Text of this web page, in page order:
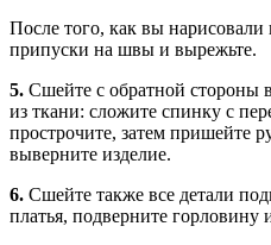
После того, как вы нарисовали
припуски на швы и вырежьте.
5. Сшейте с обратной стороны
из ткани: сложите спинку с
прострочите, затем пришейте
выверните изделие.
6. Сшейте также все детали
платья, подверните горловину